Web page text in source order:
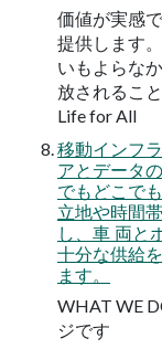
価値が実感
提供します
いもよらな
放されるこ
Life for All
移動インフ
アとデータ
でもどこで
立地や時間
し、車 両と
十分な供給
ます。
WHAT WE
ジです